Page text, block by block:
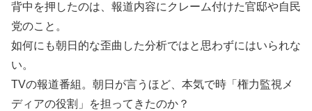
背中を押したのは、報道内容にクレーム付けた官邸や自民
党のこと。
如何にも朝日的な歪曲した分析ではと思わずにはいられな
い。
TVの報道番組。朝日が言うほど、本気で時「権力監視メ
ディアの役割」を担ってきたのか？